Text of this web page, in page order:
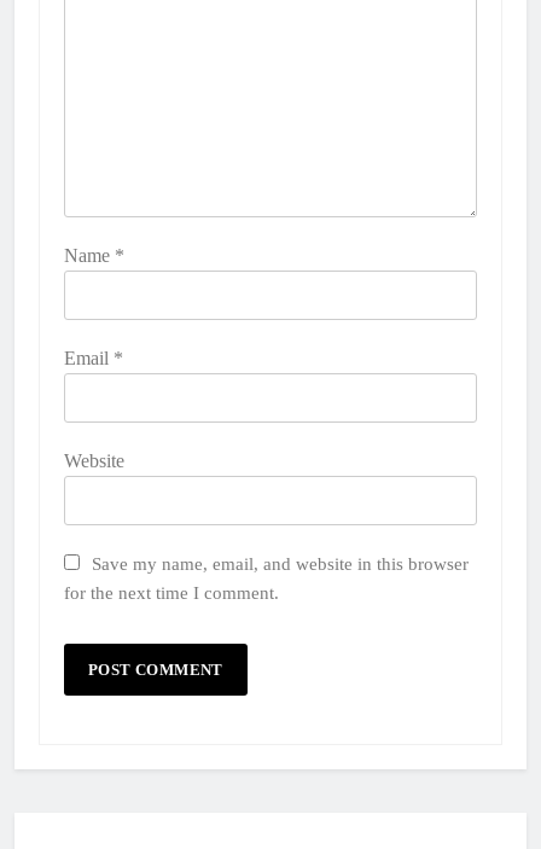
Name *
Email *
Website
Save my name, email, and website in this browser
for the next time I comment.